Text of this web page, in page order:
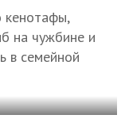
кенотафы,
на чужбине и
в семейной